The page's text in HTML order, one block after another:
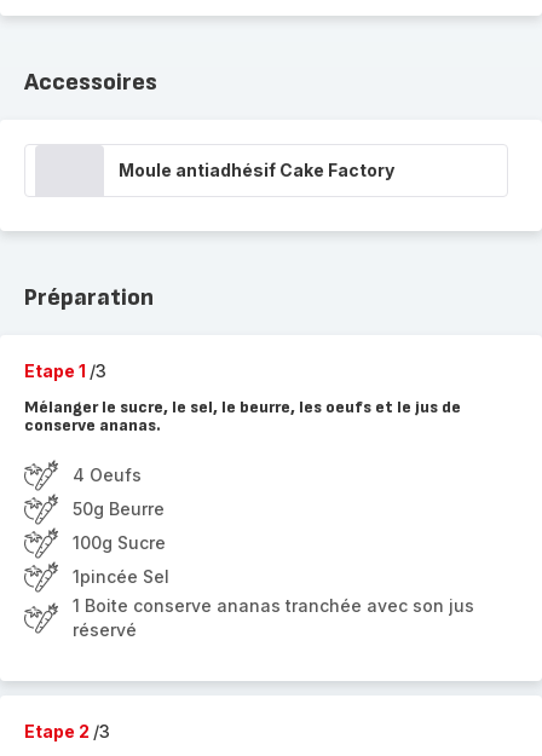
Accessoires
Moule antiadhésif Cake Factory
Préparation
Etape 1 /3
Mélanger le sucre, le sel, le beurre, les oeufs et le jus de
conserve ananas.
4 Oeufs
50g Beurre
100g Sucre
1pincée Sel
1 Boite conserve ananas tranchée avec son jus
réservé
Etape 2 /3